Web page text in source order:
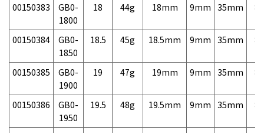
00150383
GB0-
1800
18 44g 18mm 9mm 35mm
00150384
GB0-
1850
18.5 45g 18.5mm 9mm 35mm
00150385
GB0-
1900
19 47g 19mm 9mm 35mm
00150386
GB0-
1950
19.5 48g 19.5mm 9mm 35mm